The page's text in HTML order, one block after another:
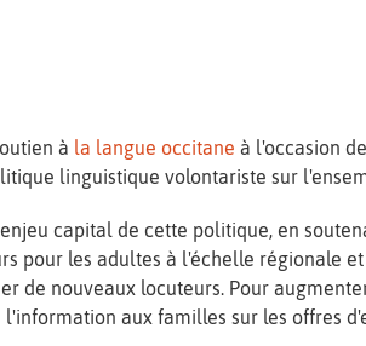
à la langue occitane à l'occasion
linguistique volontariste sur
capital de cette politique, en
pour les adultes à l'échelle régionale
de nouveaux locuteurs. Pour
l'information aux familles sur les offres